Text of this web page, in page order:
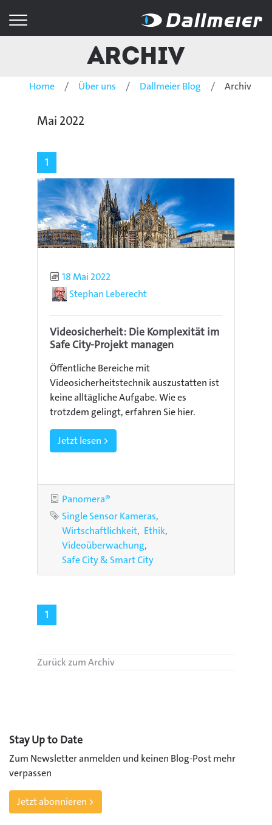
Archiv
Home Über uns Dallmeier Blog Archiv
Mai 2022
1
Publiziert
18 Mai 2022
AutorStephan Leberecht
Videosicherheit: Die Komplexität im
Safe City-Projekt managen
Öffentliche Bereiche mit
Videosicherheitstechnik auszustatten ist
keine alltägliche Aufgabe. Wie es
trotzdem gelingt, erfahren Sie hier.
Jetzt lesen >
Kategorie
Panomera®
Schlagworte
Single Sensor Kameras
Wirtschaftlichkeit Ethik
Videoüberwachung
Safe City & Smart City
1
Zurück zum Archiv
Stay Up to Date
Zum Newsletter anmelden und keinen Blog-Post mehr
verpassen
Jetzt abonnieren >